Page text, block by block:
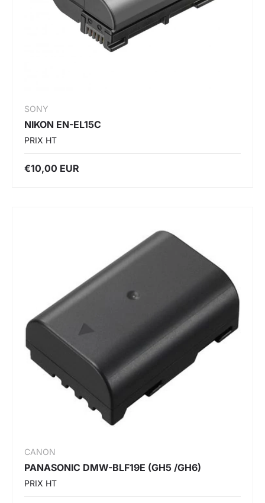
SONY
NIKON EN-EL15C
PRIX HT
€10,00 EUR
CANON
PANASONIC DMW-BLF19E (GH5 /GH6)
PRIX HT